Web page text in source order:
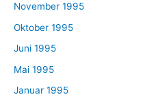
November 1995
Oktober 1995
Juni 1995
Mai 1995
Januar 1995